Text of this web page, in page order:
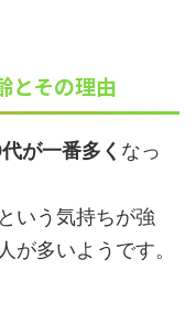
とその理由
が一番多く なっ
いう気持ちが強
が多いようです。